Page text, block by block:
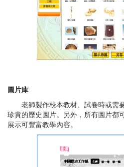
圖片庫
老師製作校本教材、試卷時或需
珍貴的歷史圖片。另外，所有圖片都
展示可豐富教學內容。